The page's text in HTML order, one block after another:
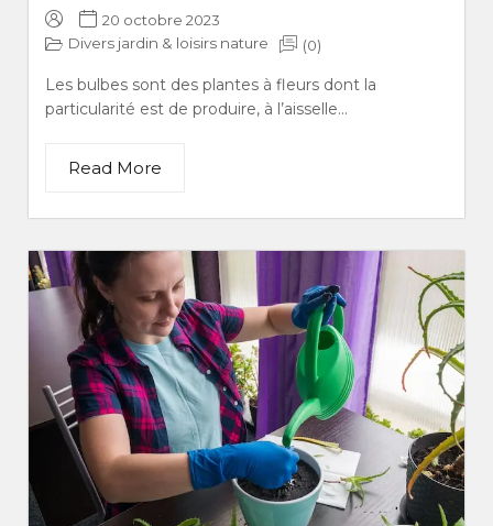
20 octobre 2023
Divers jardin & loisirs nature
(0)
Les bulbes sont des plantes à fleurs dont la
particularité est de produire, à l’aisselle...
Read More